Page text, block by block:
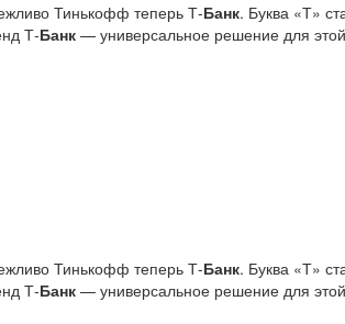
Тинькофф теперь Т-Банк. Буква «Т»
Т‑Банк — универсальное решение для
Тинькофф теперь Т-Банк. Буква «Т»
Т‑Банк — универсальное решение для